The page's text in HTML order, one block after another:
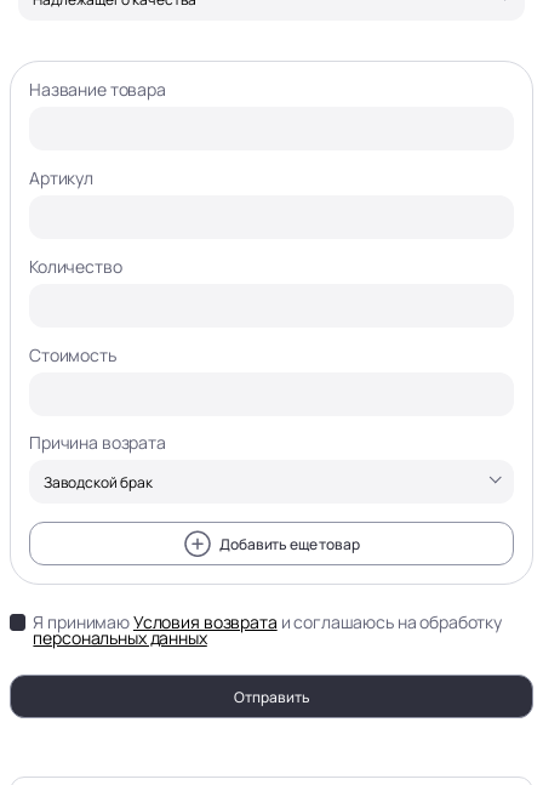
Название товара
Артикул
Количество
Стоимость
Причина возрата
Добавить еще товар
Я принимаюУсловия возврата и соглашаюсь на обработку
персональных данных
Отправить